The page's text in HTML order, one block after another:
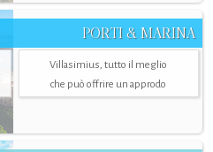
PORTI & MARINA
Villasimius, tutto il meglio
che può offrire un approdo